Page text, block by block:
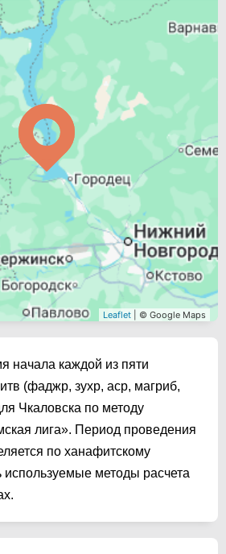
Leaflet | © Google Maps
начала каждой из пяти
(фаджр, зухр, аср, магриб,
Чкаловска по методу
лига». Период проведения
по ханафитскому
используемые методы расчета